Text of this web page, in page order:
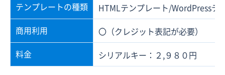
テンプレートの種類
HTMLテンプレート/WordPressテ
商用利用
〇（クレジット表記が必要）
料金
シリアルキー：２,９８０円